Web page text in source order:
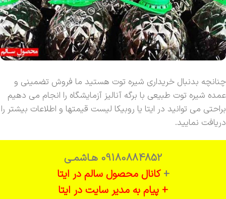
چنانچه بدنبال خریداری شیره توت هستید ما فروش تضمینی و
عمده شیره توت طبیعی با برگه آنالیز آزمایشگاه را انجام می دهیم
براحتی می توانید در ایتا یا روبیکا لیست قیمتها و اطلاعات بیشتر را
دریافت نمایید.
09180884852 هـاشمـی
+کانال محصول سالم در ایتا
+ پیام به مدیر سایت در ایتا